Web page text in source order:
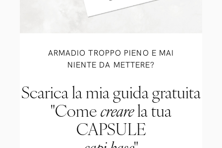
ARMADIO TROPPO PIENO E MAI
NIENTE DA METTERE?
Scarica la mia guida gratuita
"Come crearela tua
CAPSULE